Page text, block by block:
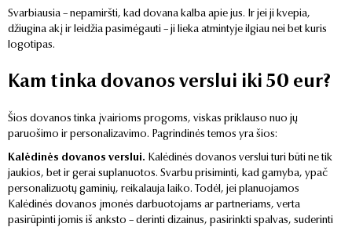
Svarbiausia – nepamiršti, kad dovana kalba apie jus. Ir jei ji kvepia,
džiugina akį ir leidžia pasimėgauti – ji lieka atmintyje ilgiau nei bet kuris
logotipas.
Kam tinka dovanos verslui iki 50 eur?
Šios dovanos tinka įvairioms progoms, viskas priklauso nuo jų
paruošimo ir personalizavimo. Pagrindinės temos yra šios:
Kalėdinės dovanos verslui. Kalėdinės dovanos verslui turi būti ne tik
jaukios, bet ir gerai suplanuotos. Svarbu prisiminti, kad gamyba, ypač
personalizuotų gaminių, reikalauja laiko. Todėl, jei planuojamos
Kalėdinės dovanos įmonės darbuotojams ar partneriams, verta
pasirūpinti jomis iš anksto – derinti dizainus, pasirinkti spalvas, suderinti